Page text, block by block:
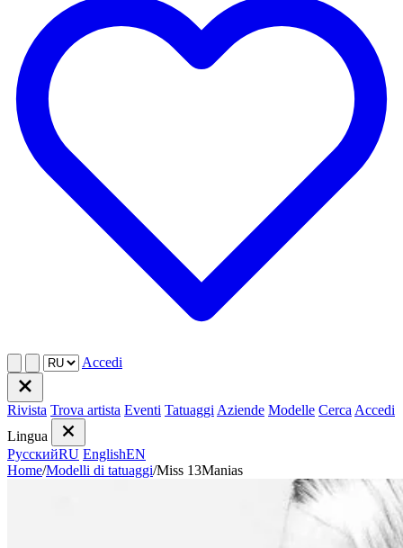
Accedi
Rivista Trova artista Eventi Tatuaggi Aziende Modelle Cerca Accedi
Lingua
РусскийRU EnglishEN
Home/Modelli di tatuaggi/Miss 13Manias